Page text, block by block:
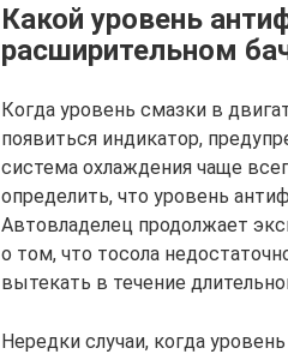
Какой уровень
расширительном
Когда уровень смазки в
появиться индикатор,
система охлаждения чаще
определить, что уровень
Автовладелец продолжает
о том, что тосола
вытекать в течение
Нередки случаи, когда